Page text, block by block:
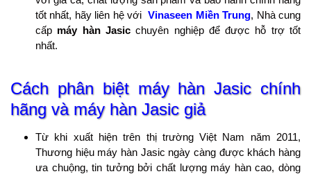
tốt nhất, hãy liên hệ với Vinaseen Miền Trung, Nhà cung
cấp máy hàn Jasicchuyên nghiệp để được hỗ trợ tốt
nhất.
Cách phân biệt máy hàn Jasic chính
hãng và máy hàn Jasic giả
Từ khi xuất hiện trên thị trường Việt Nam năm 2011,
Thương hiệu máy hàn Jasic ngày càng được khách hàng
ưa chuộng, tin tưởng bởi chất lượng máy hàn cao, dòng